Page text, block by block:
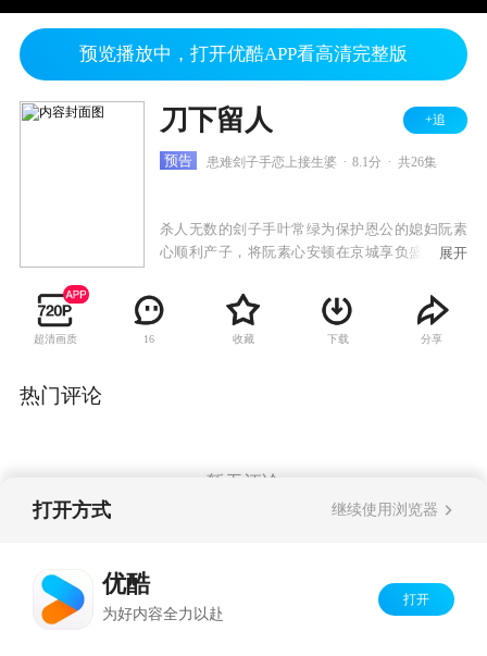
预览播放中，打开优酷APP看高清完整版
刀下留人 +追
预告 患难刽子手恋上接生婆 8.1分 共26集
杀人无数的刽子手叶常绿为保护恩公的媳妇阮素
心顺利产子，将阮素心安顿在京城享负盛名的稳
以其鬼头刀救活了一条小生命，谁料这来历不明
的男婴令叶常绿和花蕊红无故卷入朝廷的政治漩
涡，一冷一热的搭配化解了一次又一次的危机，
展开
超清画质 16 收藏 下载 分享
热门评论
暂无评论
打开方式 继续使用浏览器
优酷
为好内容全力以赴
打开